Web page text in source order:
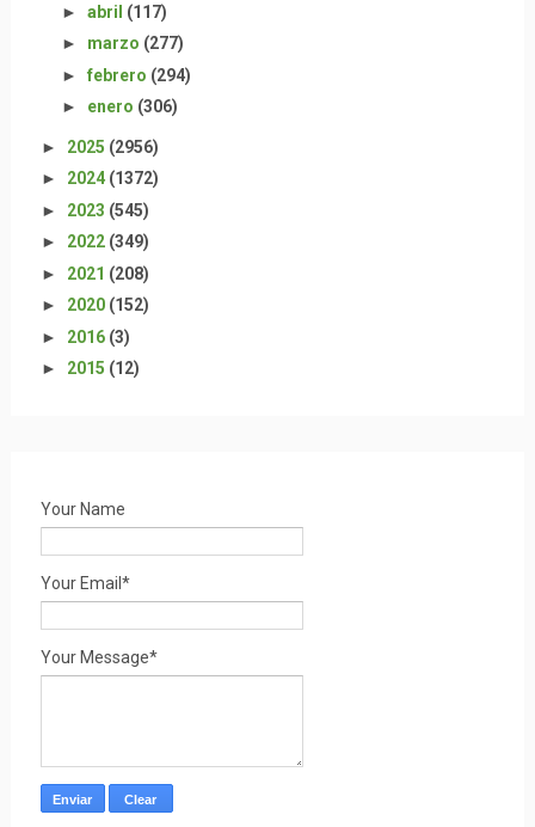
► abril (117)
► marzo (277)
► febrero (294)
► enero (306)
► 2025 (2956)
► 2024 (1372)
► 2023 (545)
► 2022 (349)
► 2021 (208)
► 2020 (152)
► 2016 (3)
► 2015 (12)
Your Name
Your Email*
Your Message*